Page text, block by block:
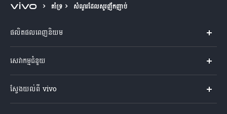
គាំទ្រ សំណួរដែលសួរញឹកញាប់
ផលិតផលពេញនិយម
V60 Lite
V60 5G
សេវាកម្មជំនួយ
មជ្ឈមណ្ឌល​សេវាកម្ម
ស្វែងយល់ពី vivo